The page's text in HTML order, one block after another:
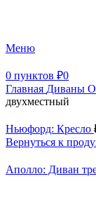
Меню
0 пунктов ₽0
Главная Диваны
двухместный
Ньюфорд: Кресло
Вернуться к
Аполло: Диван